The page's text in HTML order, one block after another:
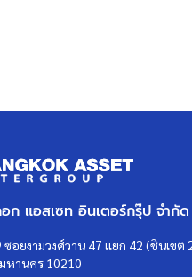
ก แอสเซท อินเตอร์กรุ๊ป จำกั
ซอยงามวงศ์วาน 47 แยก 42 (ชินเข
หานคร 10210